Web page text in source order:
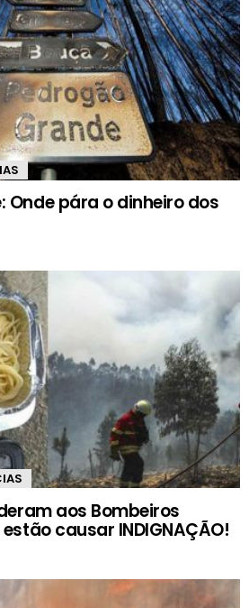
Onde pára o dinheiro dos
aos Bombeiros
causar INDIGNAÇÃO!